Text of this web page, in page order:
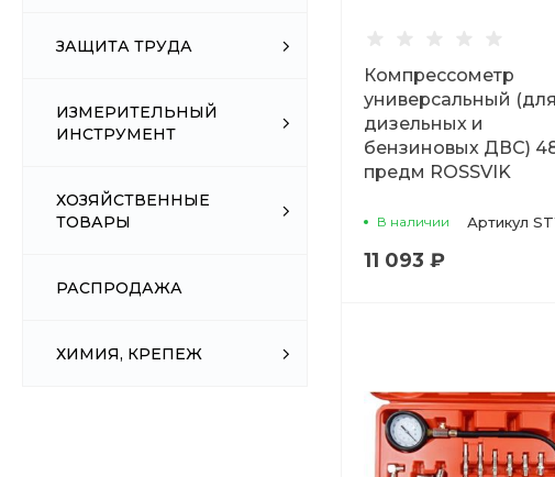
ЗАЩИТА ТРУДА
ИЗМЕРИТЕЛЬНЫЙ
ИНСТРУМЕНТ
ХОЗЯЙСТВЕННЫЕ
ТОВАРЫ
РАСПРОДАЖА
ХИМИЯ, КРЕПЕЖ
Компрессометр
универсальный (для
дизельных и
бензиновых ДВС)
предм ROSSVIK
В наличии Артикул
11 093 ₽